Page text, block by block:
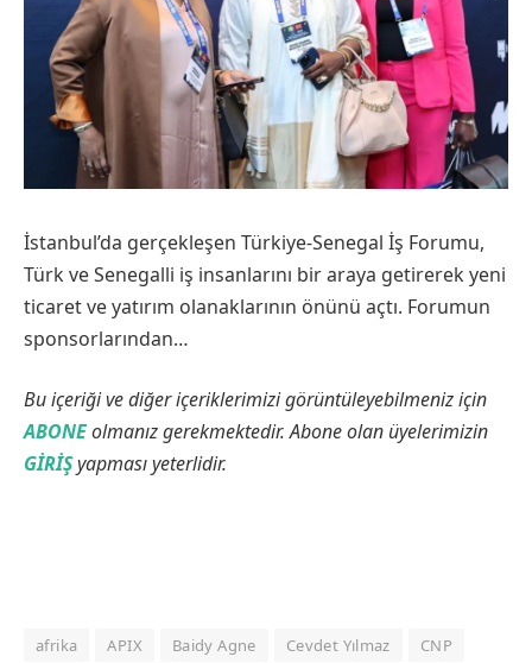
İstanbul’da gerçekleşen Türkiye-Senegal İş Forumu,
Türk ve Senegalli iş insanlarını bir araya getirerek yeni
ticaret ve yatırım olanaklarının önünü açtı. Forumun
sponsorlarından…
Bu içeriği ve diğer içeriklerimizi görüntüleyebilmeniz için
ABONEolmanız gerekmektedir. Abone olan üyelerimizin
GİRİŞyapması yeterlidir.
afrika APIX Baidy Agne Cevdet Yılmaz
CNP